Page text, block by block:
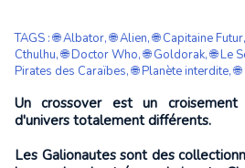
TAGS :🌐 Albator,🌐 Alien,🌐 Capitaine Futur
Cthulhu,🌐 Doctor Who,🌐 Goldorak,🌐 Le
Pirates des Caraïbes,🌐 Planète interdite,
Un crossover est un croisement
d'univers totalement différents.
Les Galionautes sont des